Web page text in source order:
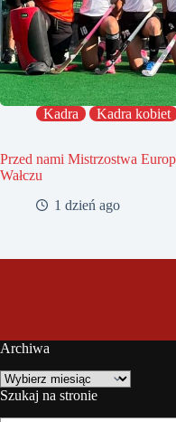
Kadra Kadra kobiet
Przed nami Mistrzostwa
Wałczu
1 dzień ago
Archiwa
Archiwa
Szukaj na stronie